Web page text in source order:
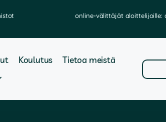
online-välittäjät aloittelijoille:
Koulutus
Tietoa meistä